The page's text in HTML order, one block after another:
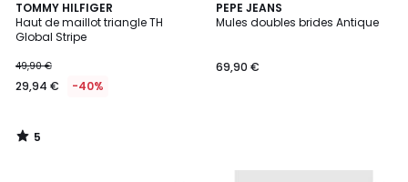
TOMMY HILFIGER
Haut de maillot triangle TH
Global Stripe
49,90 €
29,94 € -40%
5
/
5
5
/
PEPE JEANS
Mules doubles brides Antique
69,90 €